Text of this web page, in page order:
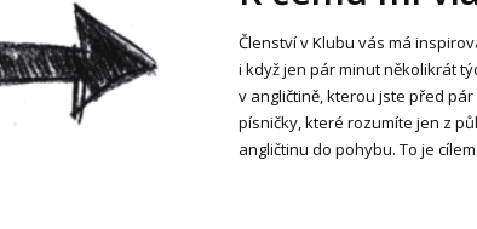
Členství v Klubu vás má
i když jen pár minut několikrát
v angličtině, kterou jste před
písničky, které rozumíte jen z
angličtinu do pohybu. To je